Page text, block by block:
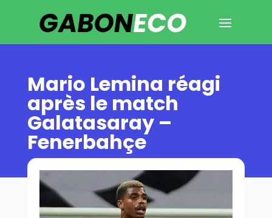
Mario Lemina réagi
après le match
Galatasaray –
Fenerbahçe